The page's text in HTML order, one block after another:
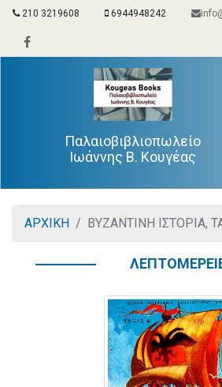
210 3219608 6944948242
Παλαιοβιβλιοπωλείο
Ιωάννης Β. Κουγέας
ΑΡΧΙΚΗ ΒΥΖΑΝΤΙΝΗ ΙΣΤΟΡΙΑ,